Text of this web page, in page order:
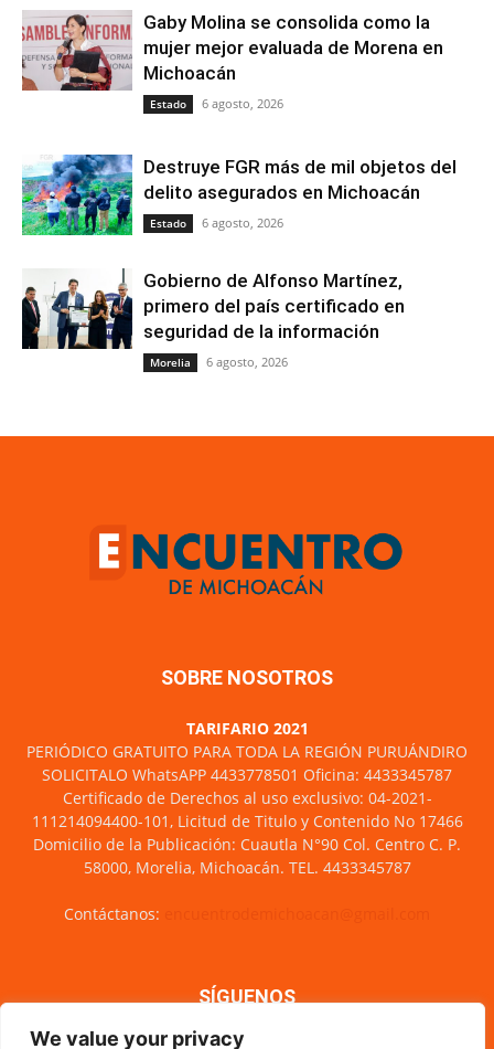
We value your privacy
Gaby Molina se consolida como la
mujer mejor evaluada de Morena en
Michoacán
Estado 6 agosto, 2026
Destruye FGR más de mil objetos del
delito asegurados en Michoacán
Estado 6 agosto, 2026
Gobierno de Alfonso Martínez,
primero del país certificado en
seguridad de la información
Morelia 6 agosto, 2026
SOBRE NOSOTROS
TARIFARIO 2021
PERIÓDICO GRATUITO PARA TODA LA REGIÓN PURUÁNDIRO
SOLICITALO WhatsAPP 4433778501 Oficina: 4433345787
Certificado de Derechos al uso exclusivo: 04-2021-
111214094400-101, Licitud de Titulo y Contenido No 17466
Domicilio de la Publicación: Cuautla N°90 Col. Centro C. P.
58000, Morelia, Michoacán. TEL. 4433345787
Contáctanos:
SÍGUENOS